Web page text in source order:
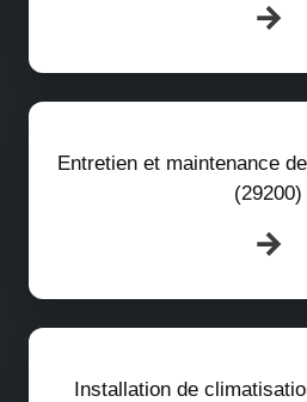
Entretien et maintenance
(29200)
Installation de